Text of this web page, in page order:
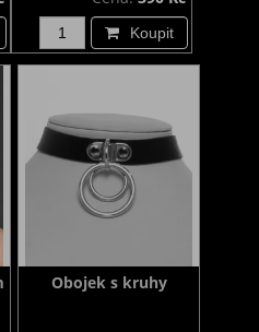
Koupit
Obojek s kruhy